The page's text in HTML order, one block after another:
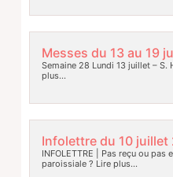
Messes du 13 au 19
Semaine 28 Lundi 13 juillet – S.
plus…
Infolettre du 10 juillet
INFOLETTRE | Pas reçu ou pas
paroissiale ? Lire plus…